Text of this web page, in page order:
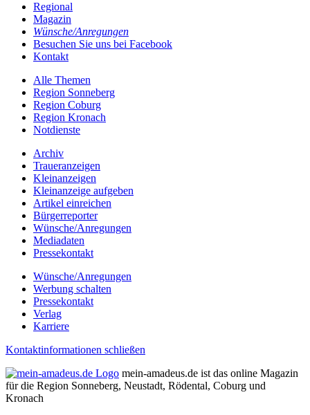
Regional
Magazin
Wünsche/Anregungen
Besuchen Sie uns bei Facebook
Kontakt
Alle Themen
Region Sonneberg
Region Coburg
Region Kronach
Notdienste
Archiv
Traueranzeigen
Kleinanzeigen
Kleinanzeige aufgeben
Artikel einreichen
Bürgerreporter
Wünsche/Anregungen
Mediadaten
Pressekontakt
Wünsche/Anregungen
Werbung schalten
Pressekontakt
Verlag
Karriere
Kontaktinformationen schließen
mein-amadeus.de ist das online Magazin
für die Region Sonneberg, Neustadt, Rödental, Coburg und
Kronach